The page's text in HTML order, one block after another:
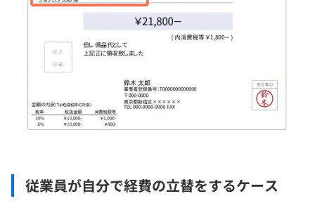
従業員が自分で経費の立替をするケース